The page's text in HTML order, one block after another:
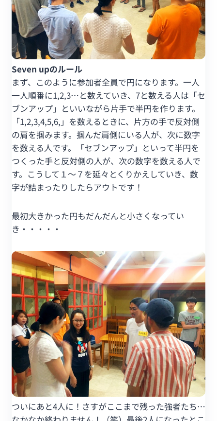
Seven upのルール
まず、このように参加者全員で円になります。一人
一人順番に1,2,3…と数えていき、7と数える人は「セ
ブンアップ」といいながら片手で半円を作ります。
「1,2,3,4,5,6,」を数えるときに、片方の手で反対側
の肩を掴みます。掴んだ肩側にいる人が、次に数字
を数える人です。「セブンアップ」といって半円を
つくった手と反対側の人が、次の数字を数える人で
す。こうして１〜７を延々とくりかえしていき、数
字が詰まったりしたらアウトです！
最初大きかった円もだんだんと小さくなってい
き・・・・・
ついにあと4人に！さすがここまで残った強者たち…